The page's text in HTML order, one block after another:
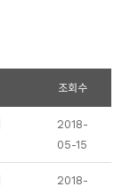
조회수
2018-
05-15
2018-